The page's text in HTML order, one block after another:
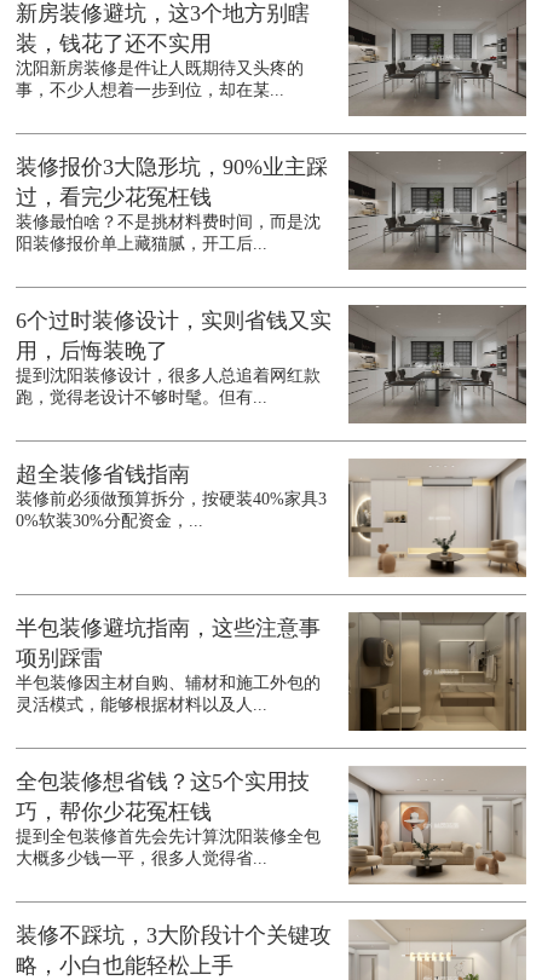
新房装修避坑，这3个地方别瞎
装，钱花了还不实用
沈阳新房装修是件让人既期待又头疼的
事，不少人想着一步到位，却在某...
装修报价3大隐形坑，90%业主踩
过，看完少花冤枉钱
装修最怕啥？不是挑材料费时间，而是沈
阳装修报价单上藏猫腻，开工后...
6个过时装修设计，实则省钱又实
用，后悔装晚了
提到沈阳装修设计，很多人总追着网红款
跑，觉得老设计不够时髦。但有...
超全装修省钱指南
装修前必须做预算拆分，按硬装40%家具3
0%软装30%分配资金，...
半包装修避坑指南，这些注意事
项别踩雷
半包装修因主材自购、辅材和施工外包的
灵活模式，能够根据材料以及人...
全包装修想省钱？这5个实用技
巧，帮你少花冤枉钱
提到全包装修首先会先计算沈阳装修全包
大概多少钱一平，很多人觉得省...
装修不踩坑，3大阶段计个关键攻
略，小白也能轻松上手